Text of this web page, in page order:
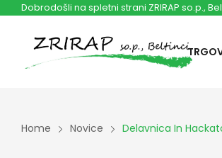
Dobrodošli na spletni strani ZRIRAP so.p.,
Home Novice Delavnica In